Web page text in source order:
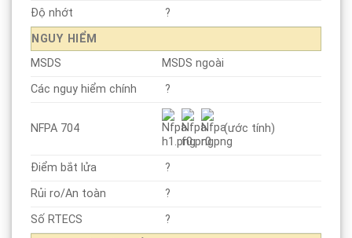
Độ nhớt
?
NGUY HIỂM
MSDS
MSDS ngoài
Các nguy hiểm chính ?
NFPA 704 (ước tính)
Điểm bắt lửa
?
Rủi ro/An toàn
?
Số RTECS
?